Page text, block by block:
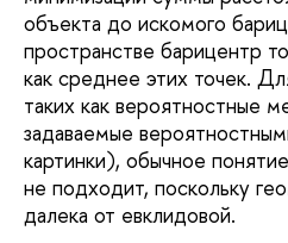
объекта до искомого
пространстве барицентр
как среднее этих точек.
таких как вероятностные
задаваемые
картинки), обычное
не подходит, поскольку
далека от евклидовой.